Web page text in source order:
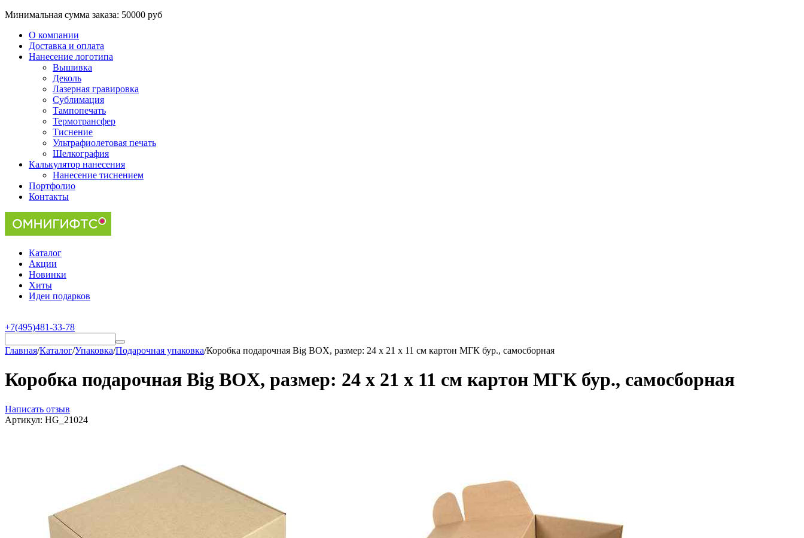
Минимальная сумма заказа: 50000 руб
О компании
Доставка и оплата
Нанесение логотипа
Вышивка
Деколь
Лазерная гравировка
Сублимация
Тампопечать
Термотрансфер
Тиснение
Ультрафиолетовая печать
Шелкография
Калькулятор нанесения
Нанесение тиснением
Портфолио
Контакты
Каталог
Акции
Новинки
Хиты
Идеи подарков
+7(495)481-33-78
Главная/Каталог/Упаковка/Подарочная упаковка/Коробка подарочная Big BOX, размер: 24 x 21 x 11 см картон МГК бур., самосборная
Коробка подарочная Big BOX, размер: 24 x 21 x 11 см картон МГК бур., самосборная
Написать отзыв
Артикул: HG_21024